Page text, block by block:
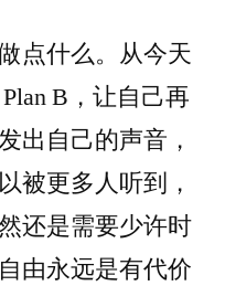
点什么。从今天
B，让自己再
出自己的声音，
被更多人听到，
还是需要少许时
由永远是有代价